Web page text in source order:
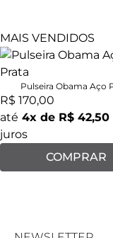
MAIS VENDIDOS
Pulseira Obama Aço
R$ 170,00
até 4x de R$ 42,50
juros
COMPRAR